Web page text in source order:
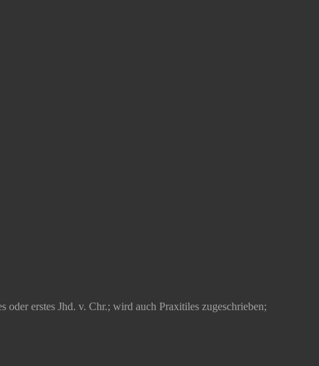
erstes Jhd. v. Chr.; wird auch Praxitiles zugeschrieben;